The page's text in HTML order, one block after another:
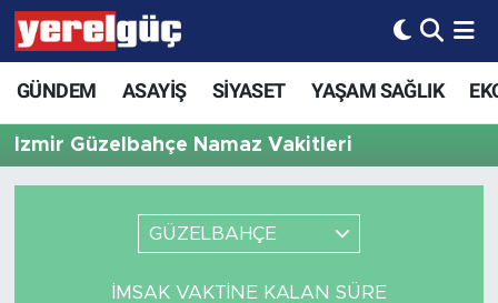
GÜNDEM ASAYİŞ SİYASET YAŞAM SAĞLIK
İzmir Güzelbahçe Namaz Vakitleri
GÜZELBAHÇE
İMSAK VAKTINE KALAN SÜRE